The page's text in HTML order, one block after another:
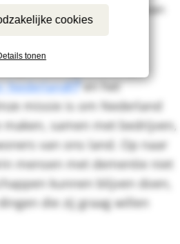
cookies
tonen
om begrip en hulp van
van jou!
is een gezamenlijk
Nederland
en het
missie is om Nederland
samen met bedrijven,
van ons land. Op naar
mensen met dementie niet
kunnen blijven doen,
die zij graag willen